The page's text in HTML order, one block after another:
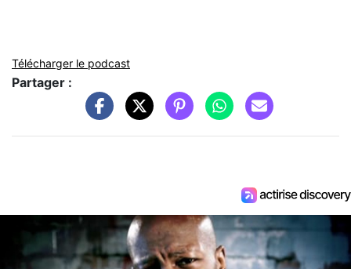
Télécharger le podcast
Partager :